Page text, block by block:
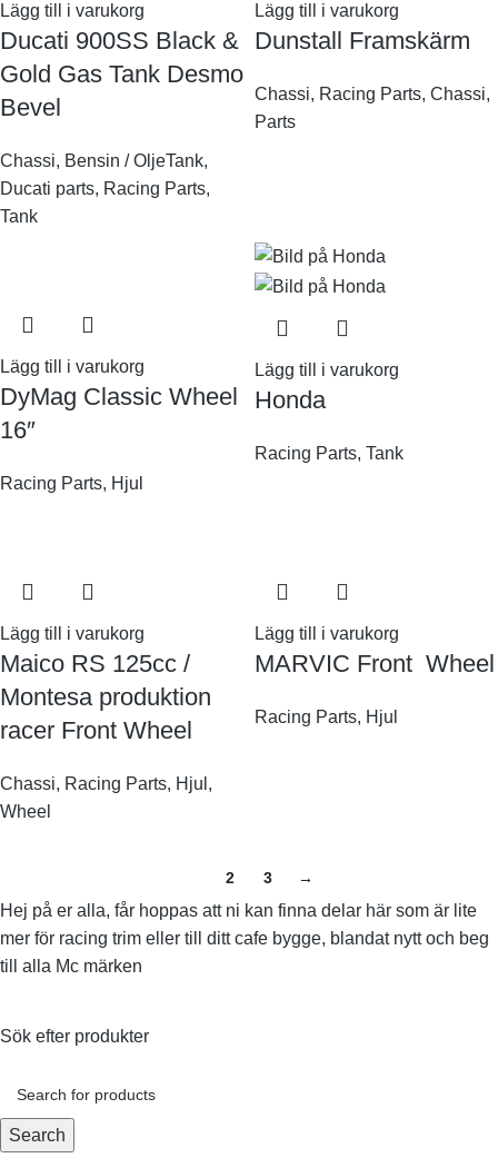
Sök efter produkter
Search
Lägg till i varukorg
Ducati 900SS Black &
Gold Gas Tank Desmo
Bevel
Chassi, Bensin / OljeTank,
Ducati parts, Racing Parts,
Tank
Lägg till i varukorg
Dunstall Framskärm
Chassi, Racing Parts, Chassi,
Parts
Lägg till i varukorg
DyMag Classic Wheel
16″
Racing Parts, Hjul
Lägg till i varukorg
Honda
Racing Parts, Tank
Lägg till i varukorg
Maico RS 125cc /
Montesa produktion
racer Front Wheel
Chassi, Racing Parts, Hjul ,
Wheel
Lägg till i varukorg
MARVIC Front Wheel
Racing Parts, Hjul
2 3 →
Hej på er alla, får hoppas att ni kan finna delar här som är lite
mer för racing trim eller till ditt cafe bygge, blandat nytt och beg
till alla Mc märken